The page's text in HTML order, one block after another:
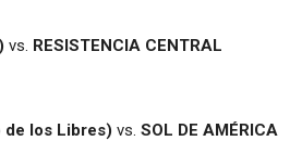
vs. RESISTENCIA CENTRAL
de los Libres) vs. SOL DE AMÉRICA